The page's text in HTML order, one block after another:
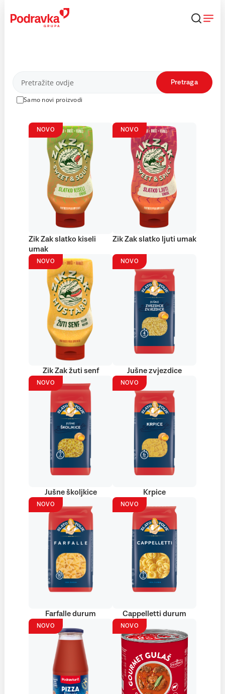
content
Proizvodi
Samo novi proizvodi
Pretraga
NOVO
Zik Zak slatko kiseli
umak
NOVO
Zik Zak slatko ljuti umak
NOVO
Zik Zak žuti senf
NOVO
Jušne zvjezdice
NOVO
Jušne školjkice
NOVO
Krpice
NOVO
Farfalle durum
NOVO
Cappelletti durum
NOVO NOVO